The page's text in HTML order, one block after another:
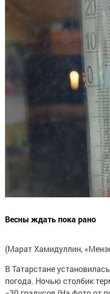
Весны ждать пока рано
(Марат Хамидуллин,
В Татарстане
погода. Ночью столбик